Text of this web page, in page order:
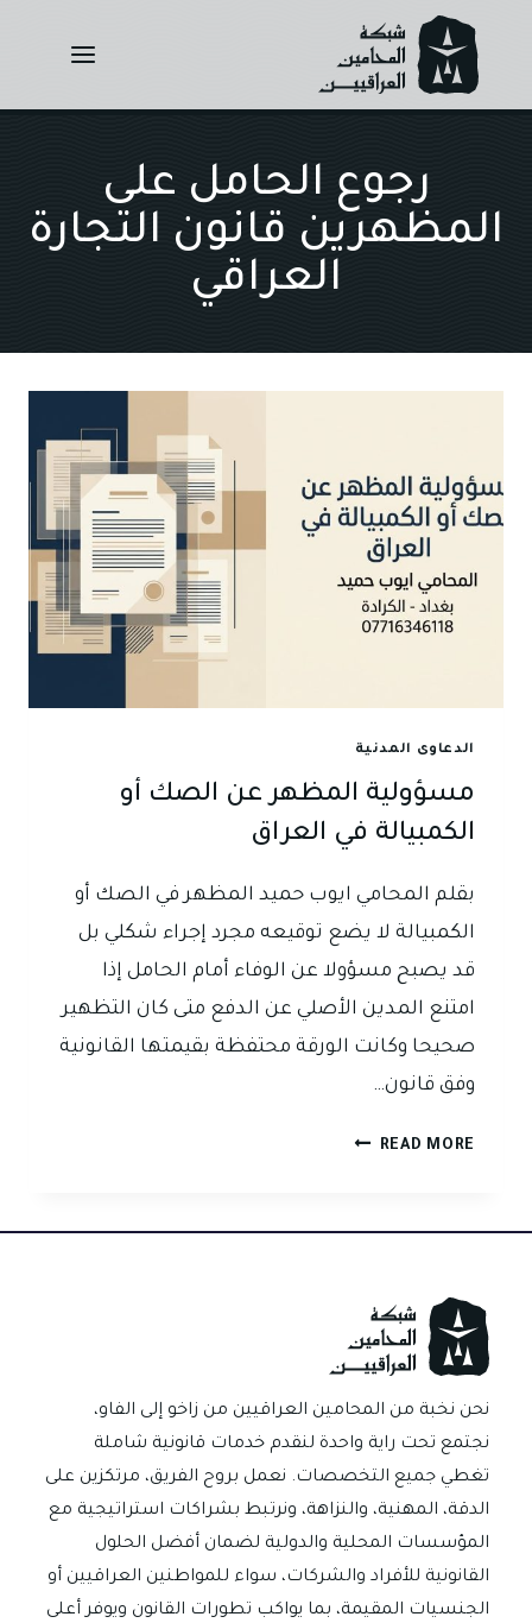
content
رجوع الحامل على
المظهرين قانون التجارة
العراقي
الدعاوى المدنية
مسؤولية المظهر عن الصك أو
الكمبيالة في العراق
بقلم المحامي ايوب حميد المظهر في الصك أو
الكمبيالة لا يضع توقيعه مجرد إجراء شكلي بل
قد يصبح مسؤولا عن الوفاء أمام الحامل إذا
امتنع المدين الأصلي عن الدفع متى كان التظهير
صحيحا وكانت الورقة محتفظة بقيمتها القانونية
وفق قانون…
READ MORE مسؤولية
الصك
في
العراق
نحن نخبة من المحامين العراقيين من زاخو إلى الفاو،
نجتمع تحت راية واحدة لنقدم خدمات قانونية شاملة
تغطي جميع التخصصات. نعمل بروح الفريق، مرتكزين على
الدقة، المهنية، والنزاهة، ونرتبط بشراكات استراتيجية مع
المؤسسات المحلية والدولية لضمان أفضل الحلول
القانونية للأفراد والشركات، سواء للمواطنين العراقيين أو
الجنسيات المقيمة، بما يواكب تطورات القانون ويوفر أعلى